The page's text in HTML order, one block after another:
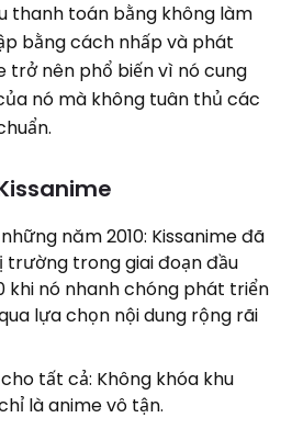
thanh toán bằng không làm
bằng cách nhấp và phát
trở nên phổ biến vì nó cung
nó mà không tuân thủ các
năm 2010: Kissanime đã
trường trong giai đoạn đầu
khi nó nhanh chóng phát triển
lựa chọn nội dung rộng rãi
tất cả: Không khóa khu
là anime vô tận.